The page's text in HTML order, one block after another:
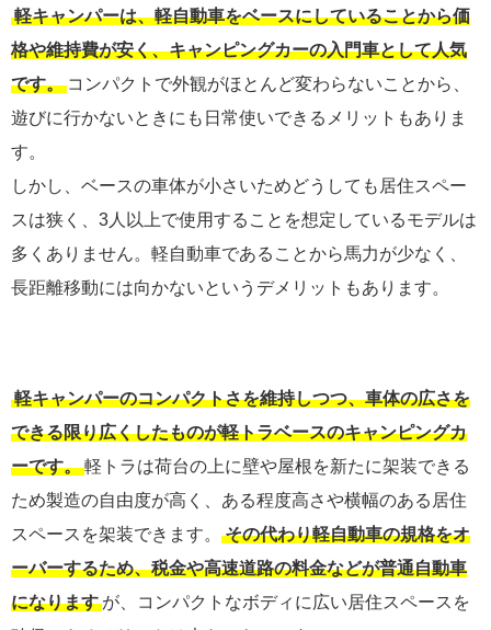
軽キャンパーは、軽自動車をベースにしていることから価
格や維持費が安く、キャンピングカーの入門車として人気
です。 コンパクトで外観がほとんど変わらないことから、
遊びに行かないときにも日常使いできるメリットもありま
す。
しかし、ベースの車体が小さいためどうしても居住スペー
スは狭く、3人以上で使用することを想定しているモデルは
多くありません。軽自動車であることから馬力が少なく、
長距離移動には向かないというデメリットもあります。
軽キャンパーのコンパクトさを維持しつつ、車体の広さを
できる限り広くしたものが軽トラベースのキャンピングカ
ーです。軽トラは荷台の上に壁や屋根を新たに架装できる
ため製造の自由度が高く、ある程度高さや横幅のある居住
スペースを架装できます。
その代わり軽自動車の規格をオ
ーバーするため、税金や高速道路の料金などが普通自動車
になります が、コンパクトなボディに広い居住スペースを